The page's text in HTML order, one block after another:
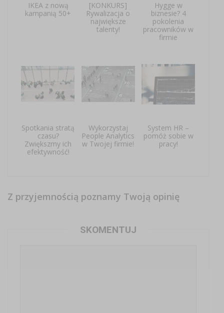
IKEA z nową
kampanią 50+
[KONKURS]
Rywalizacja o
największe
talenty!
Hygge w
biznesie? 4
pokolenia
pracowników w
firmie
Spotkania stratą
czasu?
Zwiększmy ich
efektywność!
Wykorzystaj
People Analytics
w Twojej firmie!
System HR –
pomóż sobie w
pracy!
Z przyjemnością poznamy Twoją opinię
SKOMENTUJ